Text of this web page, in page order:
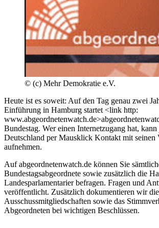
© (c) Mehr Demokratie e.V.
Heute ist es soweit: Auf den Tag genau zwei
Einführung in Hamburg startet <link http:
Bundestag. Wer einen Internetzugang hat,
Deutschland per Mausklick Kontakt mit seinen
aufnehmen.
Auf abgeordnetenwatch.de können Sie
Bundestagsabgeordnete sowie zusätzlich die
Landesparlamentarier befragen. Fragen und
veröffentlicht. Zusätzlich dokumentieren wir die
Ausschussmitgliedschaften sowie das
Abgeordneten bei wichtigen Beschlüssen.